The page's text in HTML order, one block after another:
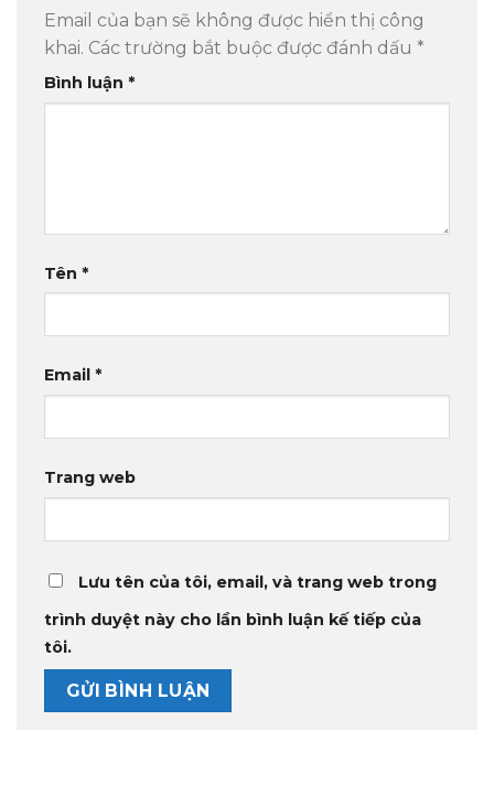
Email của bạn sẽ không được hiển thị công
khai. Các trường bắt buộc được đánh dấu *
Bình luận *
Tên *
Email *
Trang web
Lưu tên của tôi, email, và trang web trong
trình duyệt này cho lần bình luận kế tiếp của
tôi.